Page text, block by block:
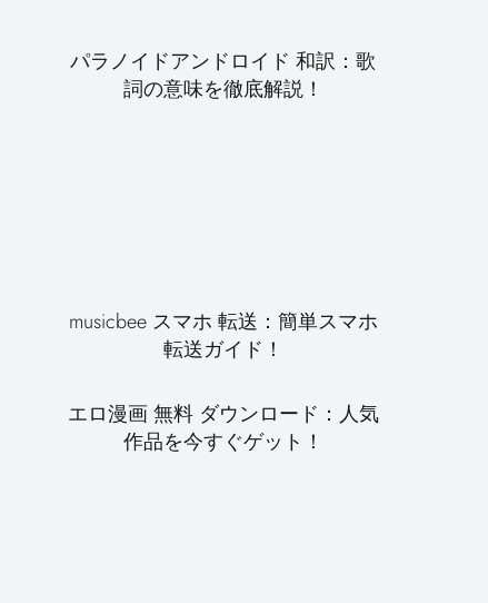
パラノイドアンドロイド 和訳：歌
詞の意味を徹底解説！
musicbee スマホ 転送：簡単スマホ
転送ガイド！
エロ漫画 無料 ダウンロード：人気
作品を今すぐゲット！